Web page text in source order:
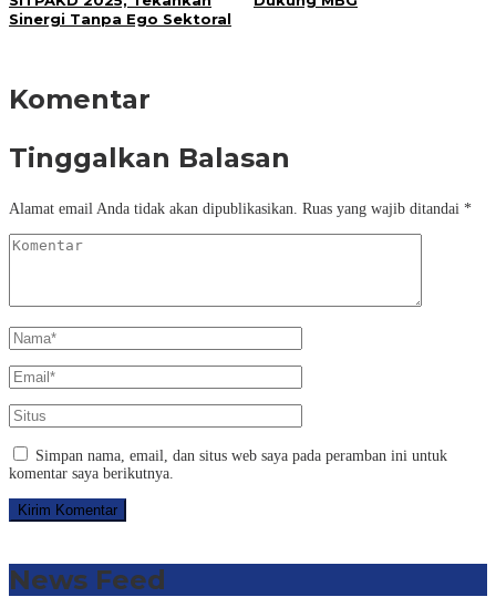
Sinergi Tanpa Ego Sektoral
Komentar
Tinggalkan Balasan
Alamat email Anda tidak akan dipublikasikan. Ruas yang wajib ditandai *
Simpan nama, email, dan situs web saya pada peramban ini untuk
komentar saya berikutnya.
News Feed